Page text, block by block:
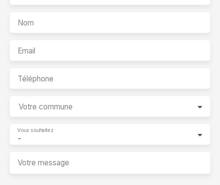
Nom
Email
Téléphone
Votre commune
-
Vous souhaitez
Votre message